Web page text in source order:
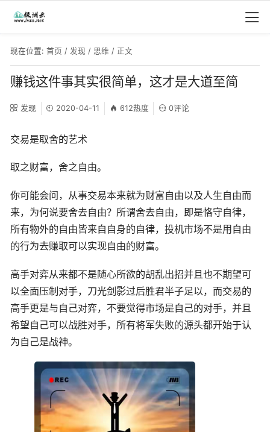
现在位置: 首页 / 发现 / 思维 / 正文
赚钱这件事其实很简单，这才是大道至简
发现 2020-04-11 612热度 0评论
交易是取舍的艺术
取之财富，舍之自由。
你可能会问，从事交易本来就为财富自由以及人生自由而
来，为何说要舍去自由？所谓舍去自由，即是恪守自律，
所有物外的自由皆来自自身的自律，投机市场不是用自由
的行为去赚取可以实现自由的财富。
高手对弈从来都不是随心所欲的胡乱出招并且也不期望可
以全面压制对手，刀光剑影过后胜君半子足以，而交易的
高手更是与自己对弈，不要觉得市场是自己的对手，并且
希望自己可以战胜对手，所有将军失败的源头都开始于认
为自己是战神。